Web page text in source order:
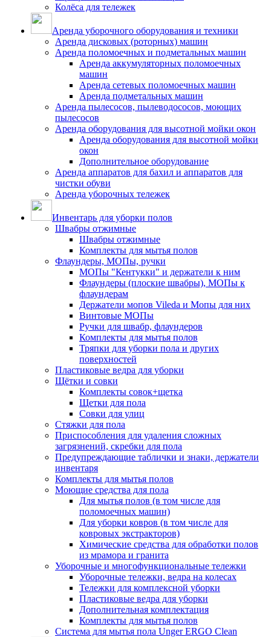
Колёса для тележек
Аренда уборочного оборудования и техники
Аренда дисковых (роторных) машин
Аренда поломоечных и подметальных машин
Аренда аккумуляторных поломоечных
машин
Аренда сетевых поломоечных машин
Аренда подметальных машин
Аренда пылесосов, пылеводососов, моющих
пылесосов
Аренда оборудования для высотной мойки окон
Аренда оборудования для высотной мойки
окон
Дополнительное оборудование
Аренда аппаратов для бахил и аппаратов для
чистки обуви
Аренда уборочных тележек
Инвентарь для уборки полов
Швабры отжимные
Швабры отжимные
Комплекты для мытья полов
Флаундеры, МОПы, ручки
МОПы "Кентукки" и держатели к ним
Флаундеры (плоские швабры), МОПы к
флаундерам
Держатели мопов Vileda и Мопы для них
Винтовые МОПы
Ручки для швабр, флаундеров
Комплекты для мытья полов
Тряпки для уборки пола и других
поверхностей
Пластиковые ведра для уборки
Щётки и совки
Комплекты совок+щетка
Щетки для пола
Совки для улиц
Стяжки для пола
Приспособления для удаления сложных
загрязнений, скребки для пола
Предупреждающие таблички и знаки, держатели
инвентаря
Комплекты для мытья полов
Моющие средства для пола
Для мытья полов (в том числе для
поломоечных машин)
Для уборки ковров (в том числе для
ковровых экстракторов)
Химические средства для обработки полов
из мрамора и гранита
Уборочные и многофункциональные тележки
Уборочные тележки, ведра на колесах
Тележки для комплексной уборки
Пластиковые ведра для уборки
Дополнительная комплектация
Комплекты для мытья полов
Система для мытья пола Unger ERGO Clean